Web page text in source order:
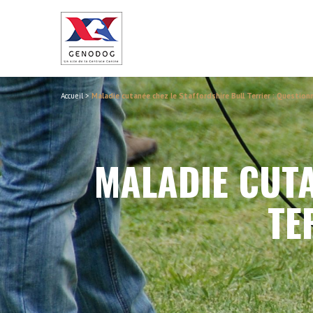
Accueil> Maladie cutanée chez le Staffordshire Bull Terrier :
MALADIE